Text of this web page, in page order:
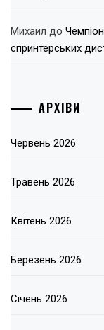
Михаил до
спринтерських
АРХІВИ
Червень 2026
Травень 2026
Квітень 2026
Березень 2026
Січень 2026